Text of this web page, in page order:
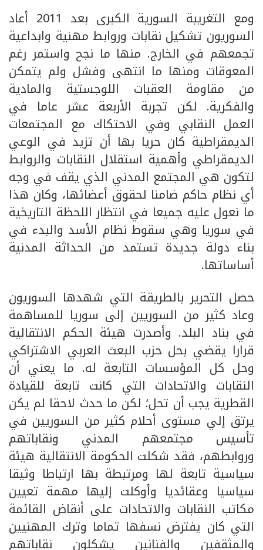
ومع التغريبة السورية الكبرى بعد 2011 أعاد
السوريون تشكيل نقابات وروابط مهنية وابداعية
تجمعهم في الخارج. منها ما نجح واستمر رغم
المعوقات ومنها ما انتهى وفشل ولم يتمكن
من مقاومة العقبات اللوجستية والمادية
والفكرية. لكن تجربة الأربعة عشر عاما في
العمل النقابي وفي الاحتكاك مع المجتمعات
الديمقراطية كان حريا بها أن تزيد في الوعي
الديمقراطي وأهمية استقلال النقابات والروابط
لتكون هي المجتمع المدني الذي يقف في وجه
أي نظام حاكم ضامنا لحقوق أعضائها، وكان هذا
ما نعول عليه جميعا في انتظار اللحظة التاريخية
في سوريا وهي سقوط نظام الأسد والبدء في
بناء دولة جديدة تستمد من الحداثة المدنية
أساساتها.
حصل التحرير بالطريقة التي شهدها السوريون
وعاد كثير من السوريين إلى سوريا للمساهمة
في بناد البلد. وأصدرت هيئة الحكم الانتقالية
قرارا يقضي بحل حزب البعث العربي الاشتراكي
وحل كل المؤسسات التابعة له. ما يعني أن
النقابات والاتحادات التي كانت تابعة للقيادة
القطرية يجب أن تحل؛ لكن ما حدث لاحقا لم يكن
يرتق إلي مستوى أحلام كثير من السوريين في
تأسيس مجتمعهم المدني ونقاباتهم
وروابطهم، فقد شكلت الحكومة الانتقالية هيئة
سياسية تابعة لها ومرتبطة بها ارتباطا وثيقا
سياسيا وعقائديا وأوكلت إليها مهمة تعيين
مكاتب النقابات والاتحادات على أنقاض القائمة
التي كان يفترض نسفها تماما وترك المهنيين
والمثقفين والفنانين يشكلون نقاباتهم